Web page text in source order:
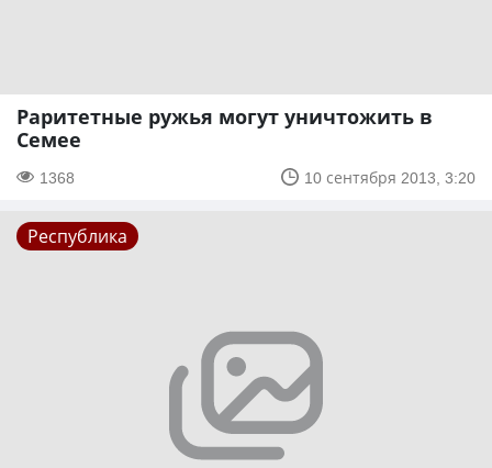
Раритетные ружья могут уничтожить в
Семее
1368 10 сентября 2013, 3:20
Республика